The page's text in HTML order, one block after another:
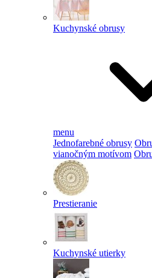
Kuchynské obrusy
menu
Jednofarebné obrusy
vianočným motívom
Prestieranie
Kuchynské utierky